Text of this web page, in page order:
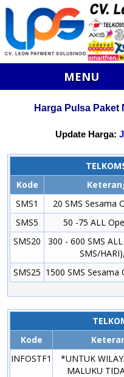
MENU
Harga Pulsa Paket
Update Harga:
Kode
SMS1
20 SMS Sesama
SMS5
50 -75 ALL
SMS20
300 - 600 SMS
SMS/
SMS25 1500 SMS Sesama
Kode
INFOSTF1
*UNTUK
MALUKU